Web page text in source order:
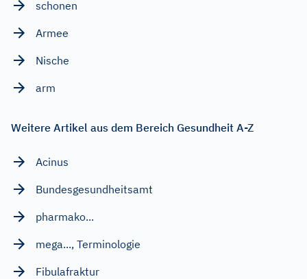
schonen
Armee
Nische
arm
Weitere Artikel aus dem Bereich Gesundheit A-Z
Acinus
Bundesgesundheitsamt
pharmako...
mega..., Terminologie
Fibulafraktur